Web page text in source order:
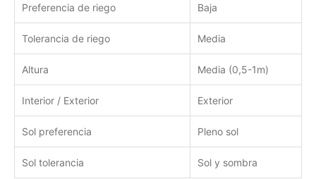
Preferencia de riego Baja
Tolerancia de riego Media
Altura Media (0,5-1m)
Interior / Exterior Exterior
Sol preferencia Pleno sol
Sol tolerancia Sol y sombra